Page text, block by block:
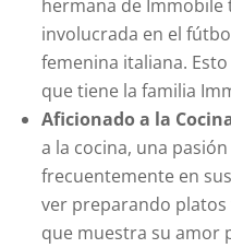
hermana de Immobile
involucrada en el
femenina italiana.
que tiene la familia
Aficionado a la
a la cocina, una
frecuentemente en
ver preparando
que muestra su amor